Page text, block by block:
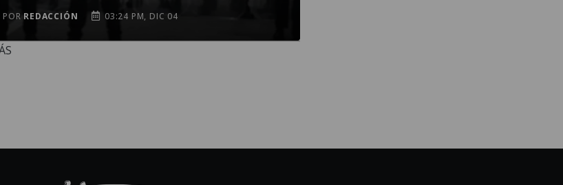
POR REDACCIÓN 03:24 PM, DIC 04